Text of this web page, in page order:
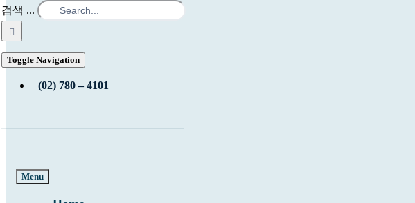
검색 ...
Toggle Navigation
(02) 780 – 4101
Menu